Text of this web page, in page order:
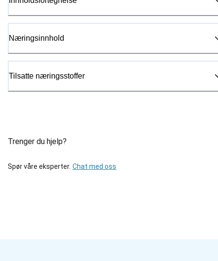
Næringsinnhold
Tilsatte næringsstoffer
Trenger du hjelp?
Spør våre eksperter. Chat med oss